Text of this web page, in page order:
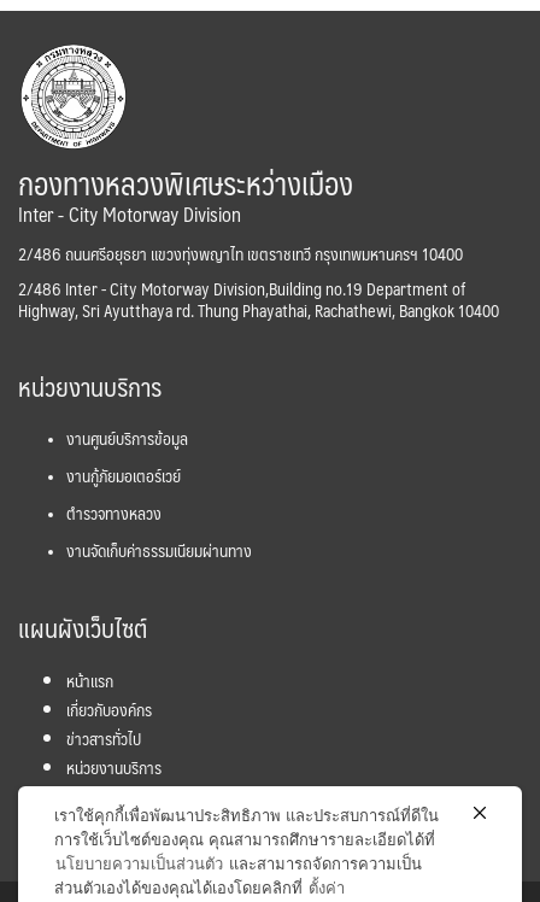
กองทางหลวงพิเศษระหว่างเมือง
Inter - City Motorway Division
2/486 ถนนศรีอยุธยา แขวงทุ่งพญาไท เขตราชเทวี กรุงเทพมหานครฯ 10400
2/486 Inter - City Motorway Division,Building no.19 Department of
Highway, Sri Ayutthaya rd. Thung Phayathai, Rachathewi, Bangkok 10400
หน่วยงานบริการ
งานศูนย์บริการข้อมูล
งานกู้ภัยมอเตอร์เวย์
ตำรวจทางหลวง
งานจัดเก็บค่าธรรมเนียมผ่านทาง
แผนผังเว็บไซต์
หน้าแรก
เกี่ยวกับองค์กร
ข่าวสารทั่วไป
หน่วยงานบริการ
โครงการ
ข้อมูลและสถิติ
เราใช้คุกกี้เพื่อพัฒนาประสิทธิภาพ และประสบการณ์ที่ดีใน
การใช้เว็บไซต์ของคุณ คุณสามารถศึกษารายละเอียดได้ที่
นโยบายความเป็นส่วนตัว และสามารถจัดการความเป็น
ส่วนตัวเองได้ของคุณได้เองโดยคลิกที่ ตั้งค่า